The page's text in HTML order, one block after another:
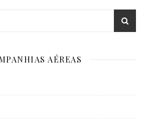
AÉREAS